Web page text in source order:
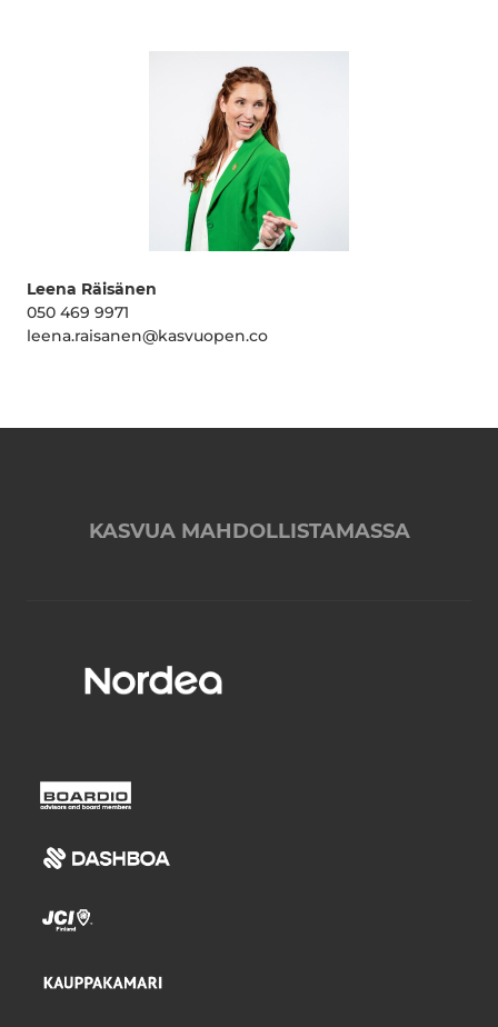
Leena Räisänen
050 469 9971
leena.raisanen@kasvuopen.co
KASVUA MAHDOLLISTAMASSA